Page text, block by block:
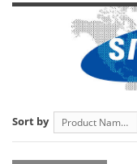
Sort by Product Name: A to Z